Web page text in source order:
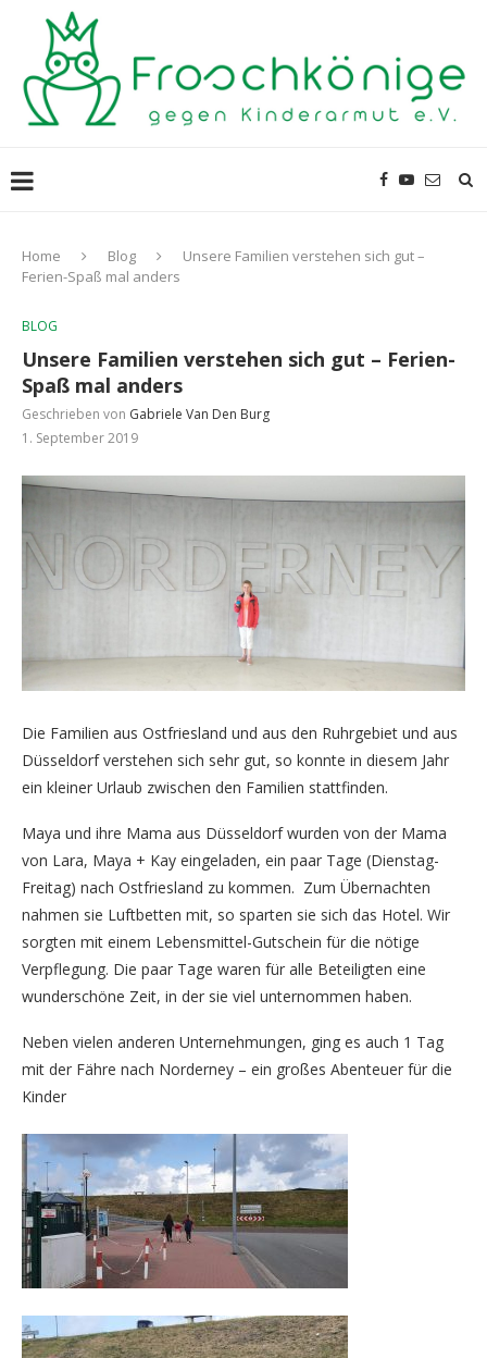
Home Blog
Unsere Familien verstehen sich gut –
Ferien-Spaß mal anders
BLOG
Unsere Familien verstehen sich gut – Ferien-
Spaß mal anders
Geschrieben von Gabriele Van Den Burg
1. September 2019
Die Familien aus Ostfriesland und aus den Ruhrgebiet und aus
Düsseldorf verstehen sich sehr gut, so konnte in diesem Jahr
ein kleiner Urlaub zwischen den Familien stattfinden.
Maya und ihre Mama aus Düsseldorf wurden von der Mama
von Lara, Maya + Kay eingeladen, ein paar Tage (Dienstag-
Freitag) nach Ostfriesland zu kommen. Zum Übernachten
nahmen sie Luftbetten mit, so sparten sie sich das Hotel. Wir
sorgten mit einem Lebensmittel-Gutschein für die nötige
Verpflegung. Die paar Tage waren für alle Beteiligten eine
wunderschöne Zeit, in der sie viel unternommen haben.
Neben vielen anderen Unternehmungen, ging es auch 1 Tag
mit der Fähre nach Norderney – ein großes Abenteuer für die
Kinder